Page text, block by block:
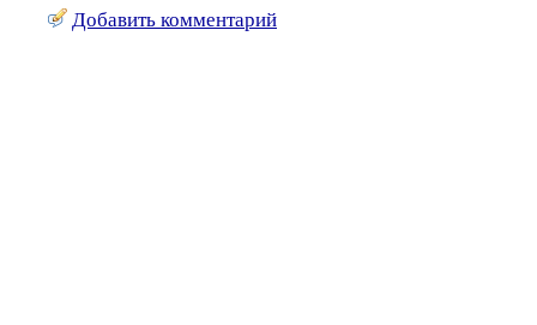
Добавить комментарий